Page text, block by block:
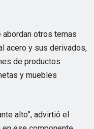
abordan otros temas
acero y sus derivados,
de productos
y muebles
alto”, advirtió el